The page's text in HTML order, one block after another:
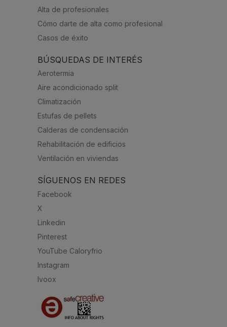
Alta de profesionales
Cómo darte de alta como profesional
Casos de éxito
BÚSQUEDAS DE INTERÉS
Aerotermia
Aire acondicionado split
Climatización
Estufas de pellets
Calderas de condensación
Rehabilitación de edificios
Ventilación en viviendas
SÍGUENOS EN REDES
Facebook
X
Linkedin
Pinterest
YouTube Caloryfrio
Instagram
Ivoox